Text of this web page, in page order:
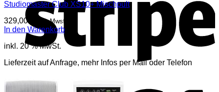
Studiomaster Club XS10+ Mischpult
329,00
inkl. Mwst
In den Warenkorb
inkl. 20 % MwSt.
Lieferzeit auf Anfrage, mehr Infos per Mail oder Telefon